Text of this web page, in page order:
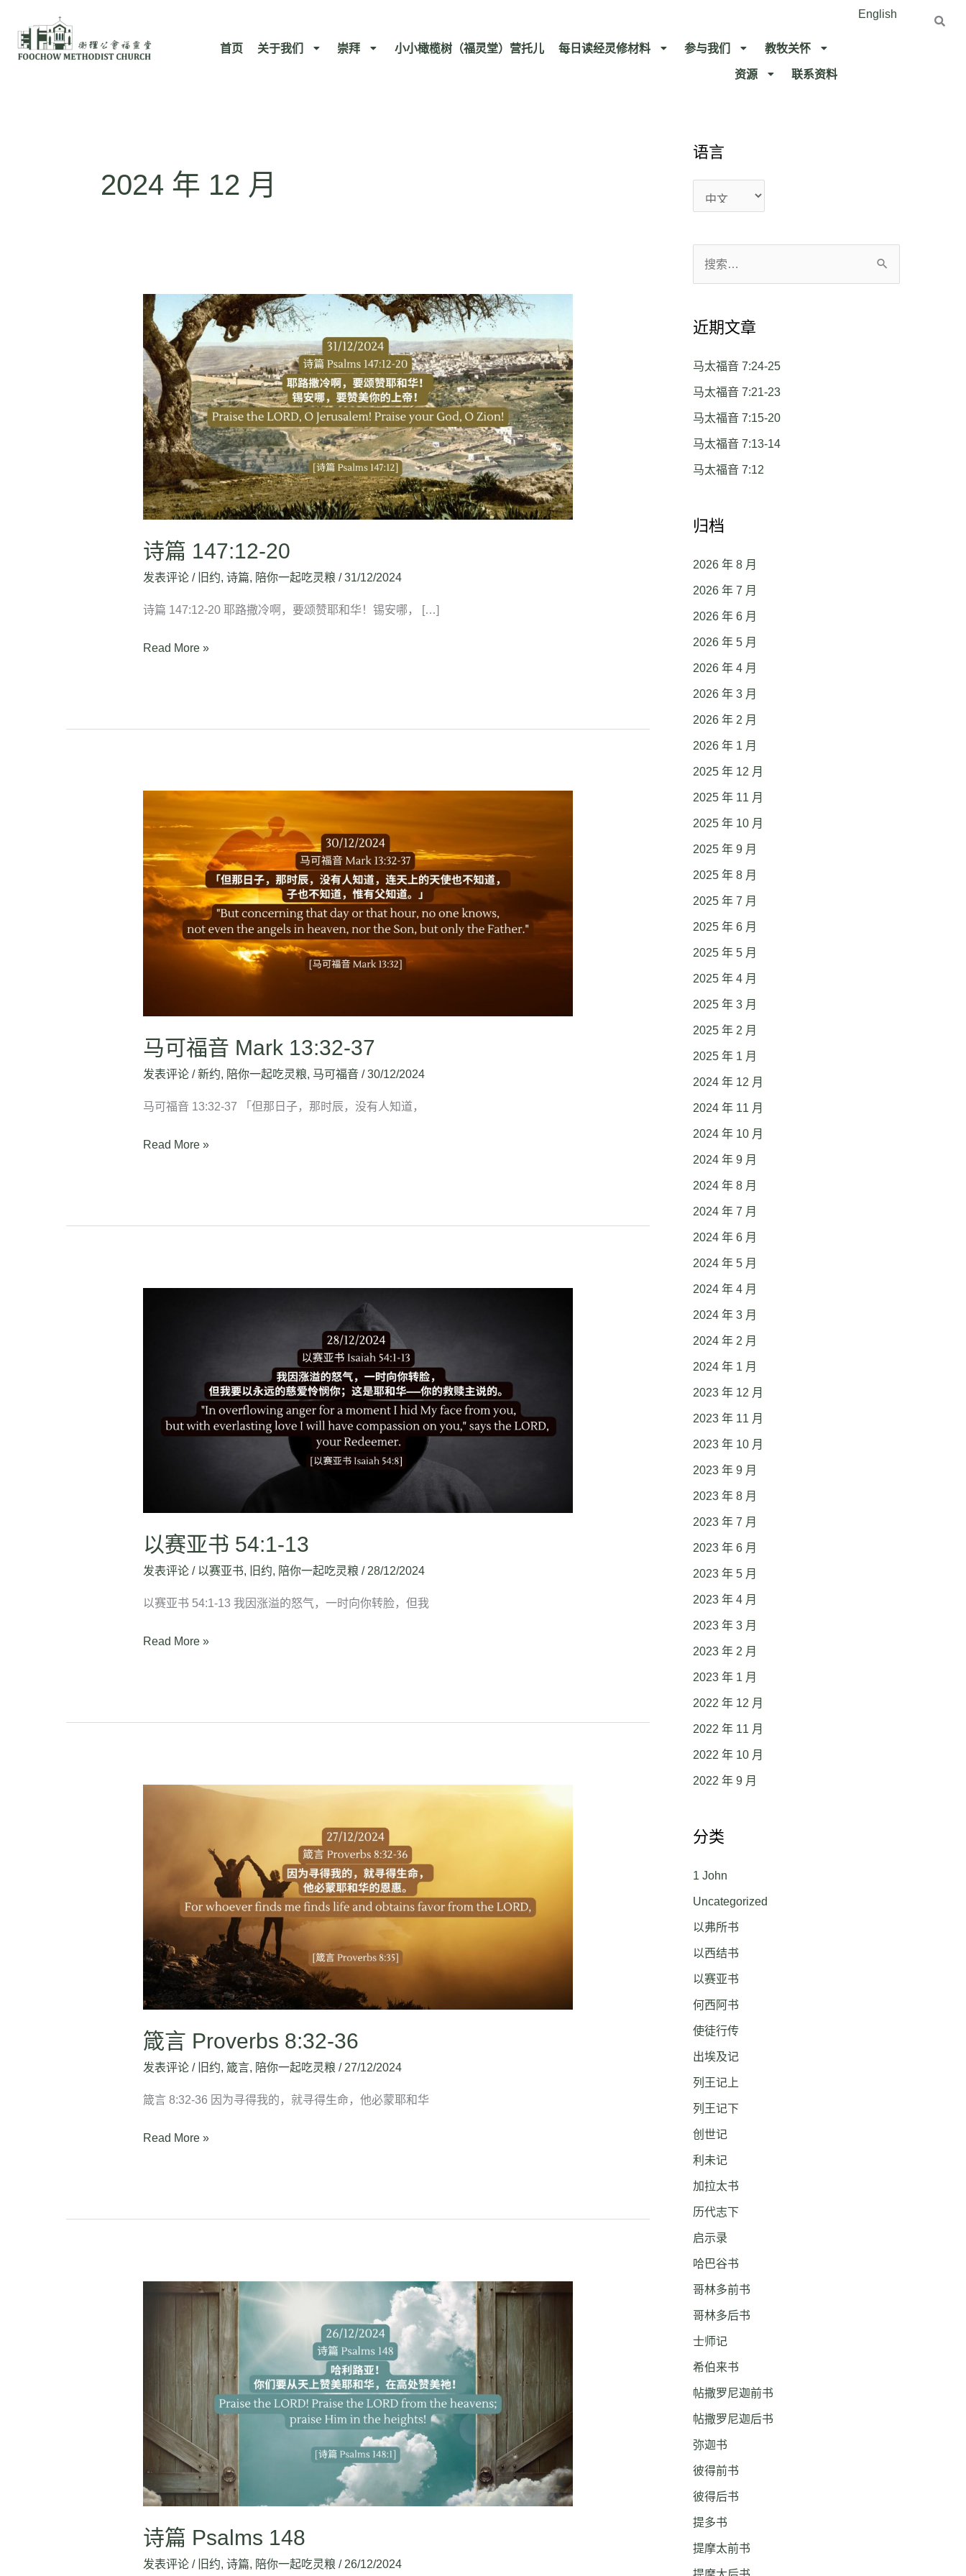
English
首页 关于我们 崇拜 小小橄榄树（福灵堂）营托儿 每日读经灵修材料 参与我们
教牧关怀​
资源
联系资料​
2024 年 12 月
诗篇 147:12-20
发表评论 / 旧约, 诗篇, 陪你一起吃灵粮 /31/12/2024
诗篇 147:12-20 耶路撒冷啊，要颂赞耶和华！锡安哪， […]
诗
篇
147:12-
20
Read More »
马可福音 Mark 13:32-37
发表评论 /新约, 陪你一起吃灵粮, 马可福音/30/12/2024
马可福音 13:32-37 「但那日子，那时辰，没有人知道，
音
Mark
13:32-
37
Read More »
以赛亚书 54:1-13
发表评论 / 以赛亚书, 旧约, 陪你一起吃灵粮 / 28/12/2024
以赛亚书 54:1-13 我因涨溢的怒气，一时向你转脸，但我
Read More »
箴言 Proverbs 8:32-36
发表评论 / 旧约, 箴言, 陪你一起吃灵粮 / 27/12/2024
箴言 8:32-36 因为寻得我的，就寻得生命，他必蒙耶和华
Read More »
诗篇 Psalms 148
发表评论 / 旧约, 诗篇, 陪你一起吃灵粮 / 26/12/2024
语言
语
近期文章
马太福音 7:24-25
马太福音 7:21-23
马太福音 7:15-20
马太福音 7:13-14
马太福音 7:12
归档
2026 年 8 月
2026 年 7 月
2026 年 6 月
2026 年 5 月
2026 年 4 月
2026 年 3 月
2026 年 2 月
2026 年 1 月
2025 年 12 月
2025 年 11 月
2025 年 10 月
2025 年 9 月
2025 年 8 月
2025 年 7 月
2025 年 6 月
2025 年 5 月
2025 年 4 月
2025 年 3 月
2025 年 2 月
2025 年 1 月
2024 年 12 月
2024 年 11 月
2024 年 10 月
2024 年 9 月
2024 年 8 月
2024 年 7 月
2024 年 6 月
2024 年 5 月
2024 年 4 月
2024 年 3 月
2024 年 2 月
2024 年 1 月
2023 年 12 月
2023 年 11 月
2023 年 10 月
2023 年 9 月
2023 年 8 月
2023 年 7 月
2023 年 6 月
2023 年 5 月
2023 年 4 月
2023 年 3 月
2023 年 2 月
2023 年 1 月
2022 年 12 月
2022 年 11 月
2022 年 10 月
2022 年 9 月
分类
1 John
Uncategorized
以弗所书
以西结书
以赛亚书
何西阿书
使徒行传
出埃及记
列王记上
列王记下
创世记
利未记
加拉太书
历代志下
启示录
哈巴谷书
哥林多前书
哥林多后书
士师记
希伯来书
帖撒罗尼迦前书
帖撒罗尼迦后书
弥迦书
彼得前书
彼得后书
提多书
提摩太前书
语